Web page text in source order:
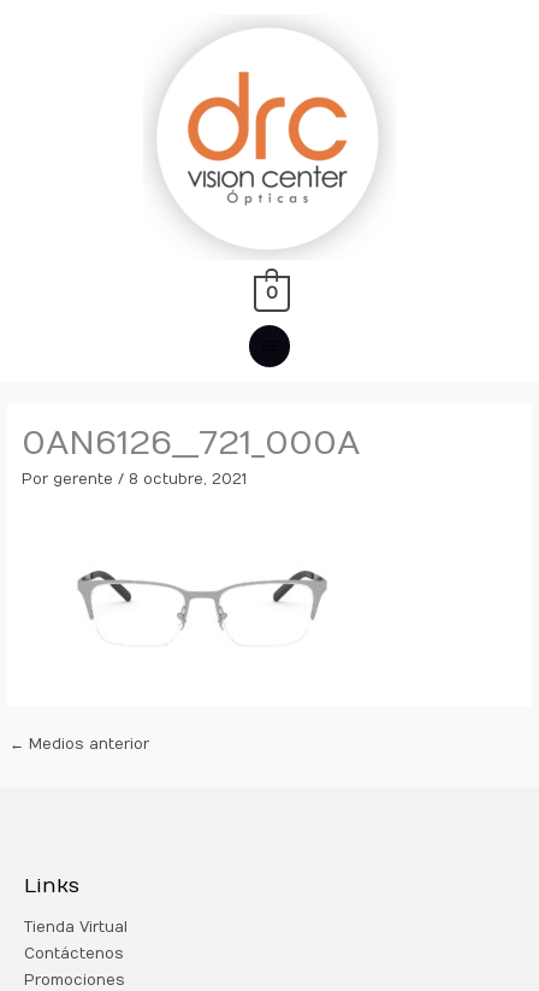
MENÚ
PRINCIPAL
0
0AN6126__721_000A
Por gerente/ 8 octubre, 2021
← Medios anterior
Links
Tienda Virtual
Contáctenos
Promociones